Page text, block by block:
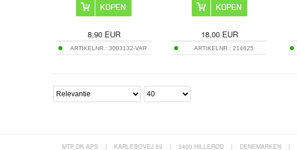
8,90EUR
ARTIKELNR.: 3003132-VAR
18,00 EUR
ARTIKELNR.:214625
MTP DK APS | KARLEBOVEJ 59 | 3400 HILLERØD | DENEMARKEN |